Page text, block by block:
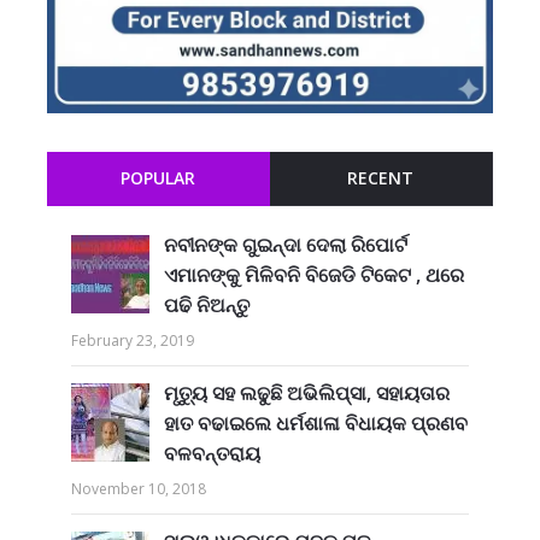
POPULAR RECENT
ନବୀନଙ୍କ ଗୁଇନ୍ଦା ଦେଲା ରିପୋର୍ଟ
ଏମାନଙ୍କୁ ମିଳିବନି ବିଜେଡି ଟିକେଟ , ଥରେ
ପଢି ନିଅନ୍ତୁ
February 23, 2019
ମୃତ୍ୟୁ ସହ ଲଢୁଛି ଅଭିଲିପ୍ସା, ସହାୟତାର
ହାତ ବଢାଇଲେ ଧର୍ମଶାଳା ବିଧାୟକ ପ୍ରଣବ
ବଳବନ୍ତରାୟ
November 10, 2018